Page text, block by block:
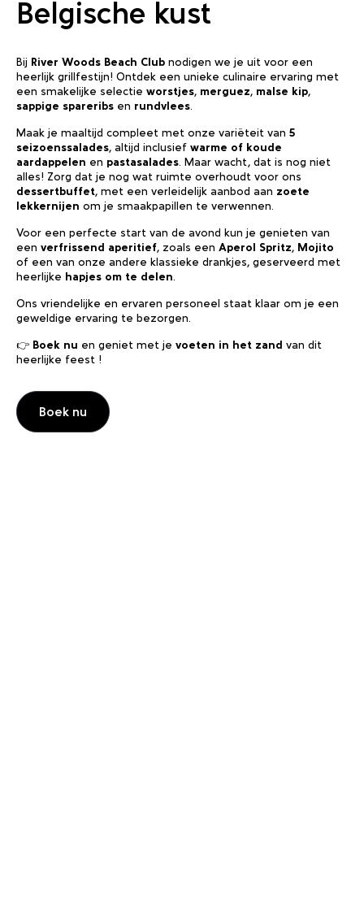
Belgische kust
Bij River Woods Beach Club nodigen we je uit voor een
heerlijk grillfestijn! Ontdek een unieke culinaire ervaring met
een smakelijke selectie worstjes, merguez, malse kip,
sappige spareribs en rundvlees.
Maak je maaltijd compleet met onze variëteit van 5
seizoenssalades, altijd inclusief warme of koude
aardappelen en pastasalades. Maar wacht, dat is nog niet
alles! Zorg dat je nog wat ruimte overhoudt voor ons
dessertbuffet, met een verleidelijk aanbod aan zoete
lekkernijen om je smaakpapillen te verwennen.
Voor een perfecte start van de avond kun je genieten van
een verfrissend aperitief, zoals een Aperol Spritz, Mojito
of een van onze andere klassieke drankjes, geserveerd met
heerlijke hapjes om te delen.
Ons vriendelijke en ervaren personeel staat klaar om je een
geweldige ervaring te bezorgen.
👉 Boek nu en geniet met je voeten in het zand van dit
heerlijke feest !
Boek nu